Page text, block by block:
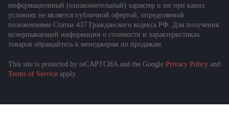
информационный (ознакомительный) характер и ни при каких
условиях не является публичной офертой, определяемой
положениями Статьи 437 Гражданского кодекса РФ. Для получения
исчерпывающей информации о стоимости и характеристиках
товаров обращайтесь к менеджерам по продажам.
This site is protected by reCAPTCHA and the Google Privacy Policy and
Terms of Service apply.